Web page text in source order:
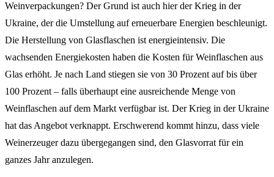
Weinverpackungen? Der Grund ist auch hier der Krieg in der
Ukraine, der die Umstellung auf erneuerbare Energien beschleunigt.
Die Herstellung von Glasflaschen ist energieintensiv. Die
wachsenden Energiekosten haben die Kosten für Weinflaschen aus
Glas erhöht. Je nach Land stiegen sie von 30 Prozent auf bis über
100 Prozent – falls überhaupt eine ausreichende Menge von
Weinflaschen auf dem Markt verfügbar ist. Der Krieg in der Ukraine
hat das Angebot verknappt. Erschwerend kommt hinzu, dass viele
Weinerzeuger dazu übergegangen sind, den Glasvorrat für ein
ganzes Jahr anzulegen.